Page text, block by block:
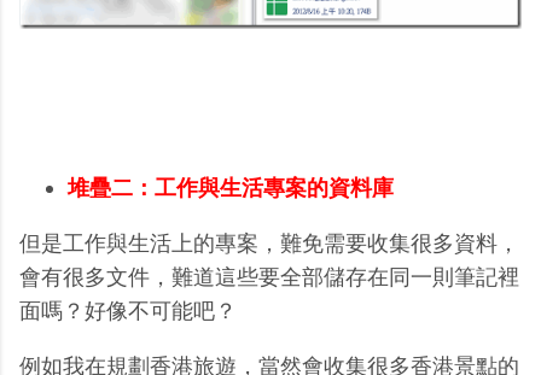
堆疊二：工作與生活專案的資料庫
但是工作與生活上的專案，難免需要收集很多資料，
會有很多文件，難道這些要全部儲存在同一則筆記裡
面嗎？好像不可能吧？
例如我在規劃香港旅遊，當然會收集很多香港景點的